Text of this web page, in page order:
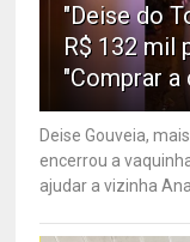
"Deise do
R$ 132 mil
"Comprar a
Deise Gouveia,
encerrou a
ajudar a vizinha Ana